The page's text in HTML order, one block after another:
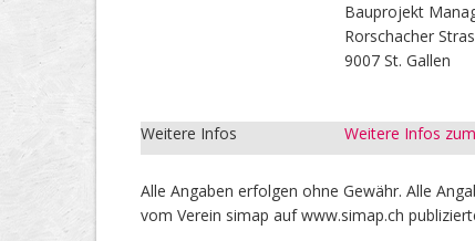
Bauprojekt
Rorschacher
9007 St. Gallen
Weitere Infos Weitere Infos
Alle Angaben erfolgen ohne Gewähr. Alle
vom Verein simap auf www.simap.ch